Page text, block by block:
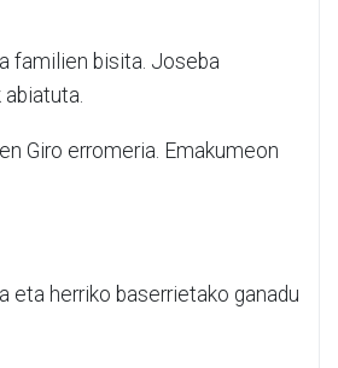
familien bisita. Joseba
Giro erromeria. Emakumeon
eta herriko baserrietako ganadu